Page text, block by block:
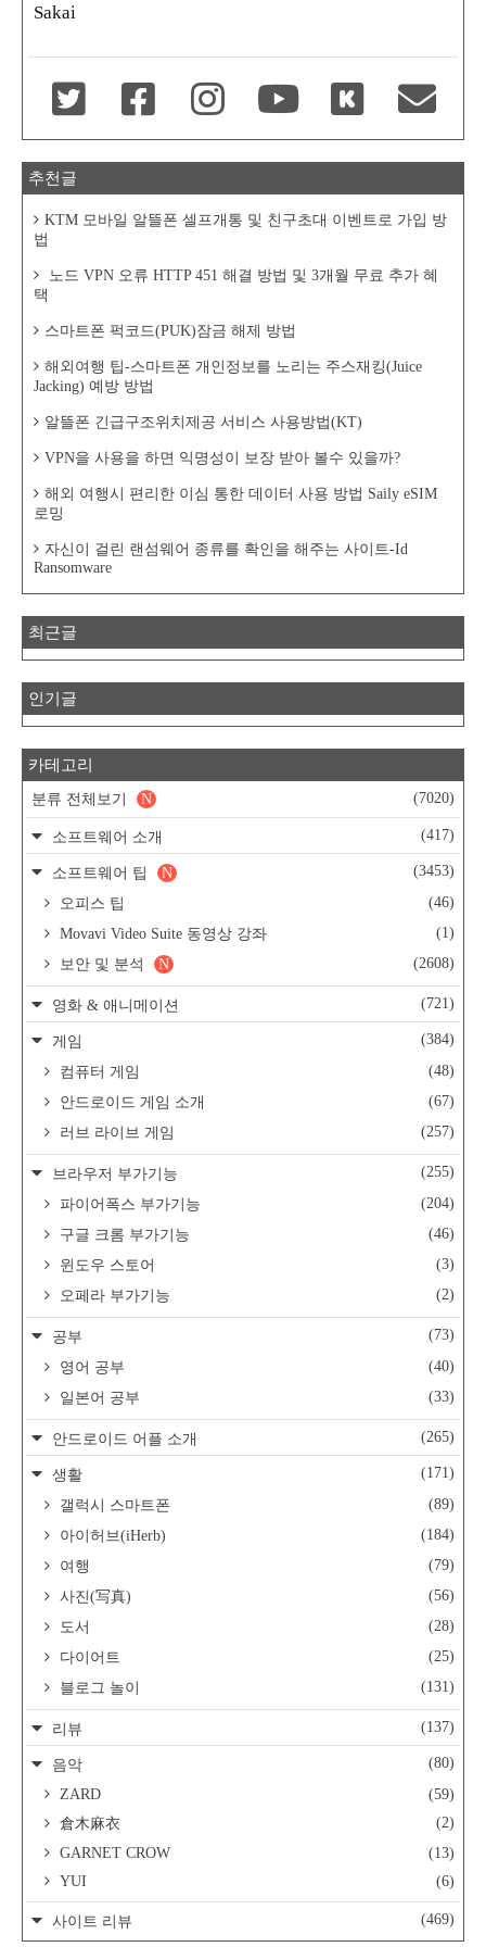
Sakai
추천글
KTM 모바일 알뜰폰 셀프개통 및 친구초대 이벤트로 가입 방
법
노드 VPN 오류 HTTP 451 해결 방법 및 3개월 무료 추가 혜
택
스마트폰 퍽코드(PUK)잠금 해제 방법
해외여행 팁-스마트폰 개인정보를 노리는 주스재킹(Juice
Jacking) 예방 방법
알뜰폰 긴급구조위치제공 서비스 사용방법(KT)
VPN을 사용을 하면 익명성이 보장 받아 볼수 있을까?
해외 여행시 편리한 이심 통한 데이터 사용 방법 Saily eSIM
로밍
자신이 걸린 랜섬웨어 종류를 확인을 해주는 사이트-Id
Ransomware
최근글
인기글
카테고리
분류 전체보기 (7020)
N
소프트웨어 소개 (417)
소프트웨어 팁 (3453)
N
오피스 팁
(46)
Movavi Video Suite 동영상 강좌
(1)
보안 및 분석
(2608)
N
영화 & 애니메이션 (721)
게임
(384)
컴퓨터 게임
(48)
안드로이드 게임 소개
(67)
러브 라이브 게임
(257)
브라우저 부가기능
(255)
파이어폭스 부가기능
(204)
구글 크롬 부가기능
(46)
윈도우 스토어
(3)
오페라 부가기능
(2)
공부
(73)
영어 공부
(40)
일본어 공부
(33)
안드로이드 어플 소개 (265)
생활
(171)
갤럭시 스마트폰
(89)
아이허브(iHerb)
(184)
여행
(79)
사진(写真)
(56)
도서
(28)
다이어트
(25)
블로그 놀이
(131)
리뷰 (137)
음악
(80)
ZARD
(59)
倉木麻衣
(2)
GARNET CROW
(13)
YUI
(6)
사이트 리뷰 (469)